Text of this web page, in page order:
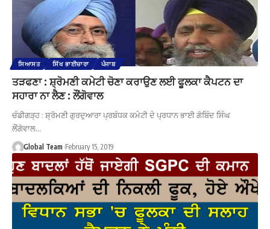
ਸਿਆਸਤ ਸਿੱਖ ਭਾਈਚਾਰਾ ਪੰਜਾਬ
ਤੜਫਣਾ : ਸ਼੍ਰੋਮਣੀ ਕਮੇਟੀ ਚੋਣਾ ਕਰਾਉਣ ਲਈ ਫੂਲਕਾ ਕੈਪਟਨ ਦਾ
ਸਹਾਰਾ ਨਾ ਲੈਣ : ਲੌਂਗੋਵਾਲ
ਚੰਡੀਗੜ੍ਹ : ਸ਼੍ਰੋਮਣੀ ਗੁਰਦੁਆਰਾ ਪ੍ਰਬੰਧਕ ਕਮੇਟੀ ਦੇ ਪ੍ਰਧਾਨ ਭਾਈ ਗੋਬਿੰਦ ਸਿੰਘ
ਲੌਂਗੋਵਾਲ…
Global Team February 15, 2019